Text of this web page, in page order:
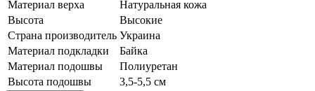
Материал верха
Натуральная кожа
Высота
Высокие
Страна производитель Украина
Материал подкладки
Байка
Материал подошвы
Полиуретан
Высота подошвы
3,5-5,5 см